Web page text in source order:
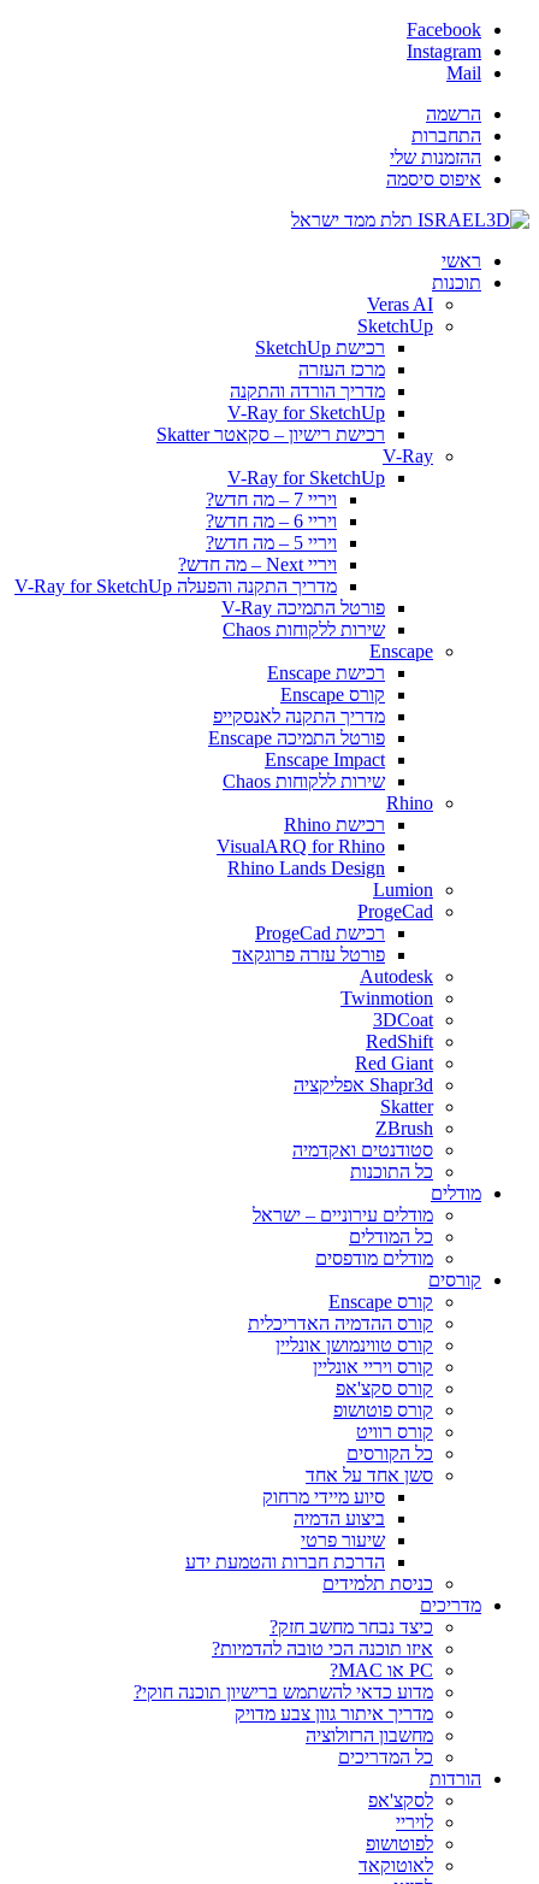
Facebook
Instagram
Mail
הרשמה
התחברות
ההזמנות שלי
איפוס סיסמה
ראשי
תוכנות
Veras AI
SketchUp
רכישת SketchUp
מרכז העזרה
מדריך הורדה והתקנה
V-Ray for SketchUp
רכישת רישיון – סקאטר Skatter
V-Ray
V-Ray for SketchUp
ויריי 7 – מה חדש?
ויריי 6 – מה חדש?
ויריי 5 – מה חדש?
ויריי Next – מה חדש?
מדריך התקנה והפעלה V-Ray for SketchUp
פורטל התמיכה V-Ray
שירות ללקוחות Chaos
Enscape
רכישת Enscape
קורס Enscape
מדריך התקנה לאנסקייפ
פורטל התמיכה Enscape
Enscape Impact
שירות ללקוחות Chaos
Rhino
רכישת Rhino
VisualARQ for Rhino
Rhino Lands Design
Lumion
ProgeCad
רכישת ProgeCad
פורטל עזרה פרוגקאד
Autodesk
Twinmotion
3DCoat
RedShift
Red Giant
Shapr3d אפליקציה
Skatter
ZBrush
סטודנטים ואקדמיה
כל התוכנות
מודלים
מודלים עירוניים – ישראל
כל המודלים
מודלים מודפסים
קורסים
קורס Enscape
קורס ההדמיה האדריכלית
קורס טווינמושן אונליין
קורס ויריי אונליין
קורס סקצ'אפ
קורס פוטושופ
קורס רוויט
כל הקורסים
סשן אחד על אחד
סיוע מיידי מרחוק
ביצוע הדמיה
שיעור פרטי
הדרכת חברות והטמעת ידע
כניסת תלמידים
מדריכים
כיצד נבחר מחשב חזק?
איזו תוכנה הכי טובה להדמיות?‎‎
PC או MAC?
מדוע כדאי להשתמש ברישיון תוכנה חוקי?
מדריך איתור גוון צבע מדויק
מחשבון הרזולוציה
כל המדריכים
הורדות
לסקצ'אפ
לויריי
לפוטושופ
לאוטוקאד